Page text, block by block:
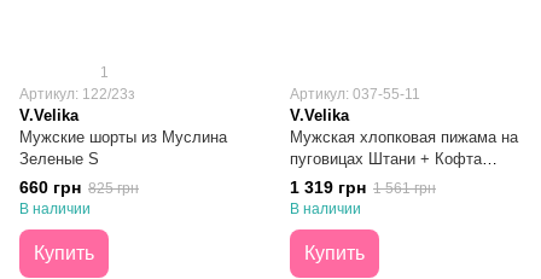
1
Артикул: 122/23з
V.Velika
Мужские шорты из Муслина
Зеленые S
660 грн 825 грн
В наличии
Купить
Артикул: 037-55-11
V.Velika
Мужская хлопковая пижама на
пуговицах Штани + Кофта
Клеточка Сине- Молочная S
1 319 грн 1 561 грн
В наличии
Купить